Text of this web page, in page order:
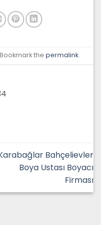
the permalink.
Bahçelievler
Boya Ustası Boyacı
Firması